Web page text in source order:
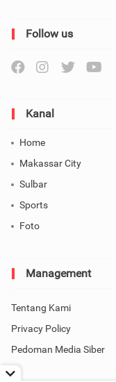
Follow us
Kanal
Home
Makassar City
Sulbar
Sports
Foto
Management
Tentang Kami
Privacy Policy
Pedoman Media Siber